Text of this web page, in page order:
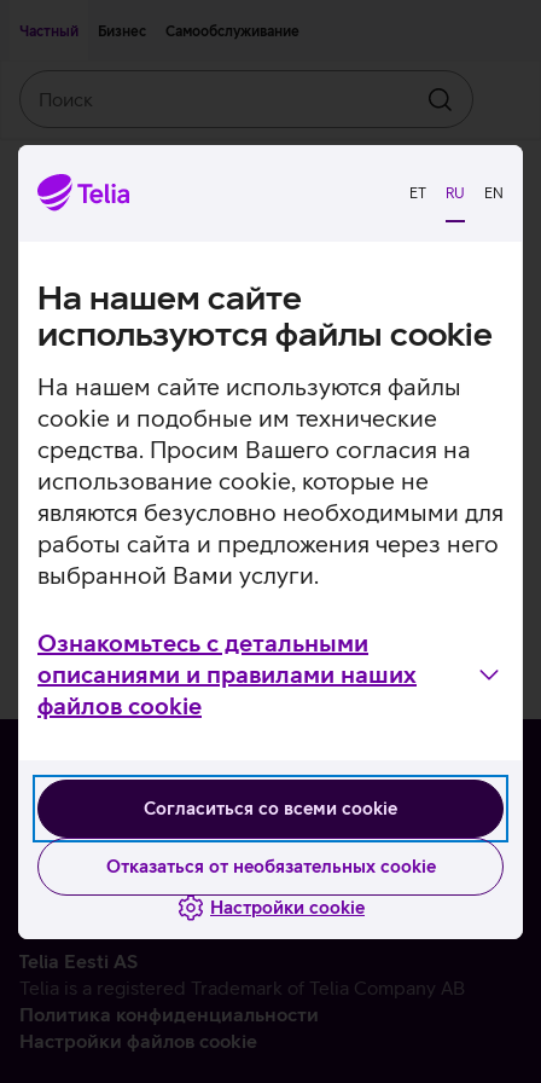
ET RU EN
На нашем сайте
используются файлы cookie
На нашем сайте используются файлы
cookie и подобные им технические
средства. Просим Вашего согласия на
использование cookie, которые не
являются безусловно необходимыми для
работы сайта и предложения через него
выбранной Вами услуги.
Ознакомьтесь с детальными
описаниями и правилами наших
файлов cookie
Согласиться со всеми cookie
Отказаться от необязательных cookie
Настройки cookie
Частный
Бизнес Самообслуживание
Искать
О нас
Контакты
Партнерам
Telia Eesti AS
Telia is a registered Trademark of Telia Company AB
Политика конфиденциальности
Настройки файлов cookie